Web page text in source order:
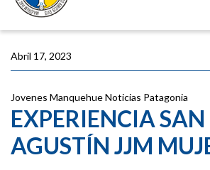
Abril 17, 2023
Jovenes ManquehueNoticias Patagonia
EXPERIENCIA SAN
AGUSTÍN JJM